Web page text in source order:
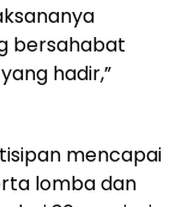
bersahabat
hadir,”
mencapai
lomba dan